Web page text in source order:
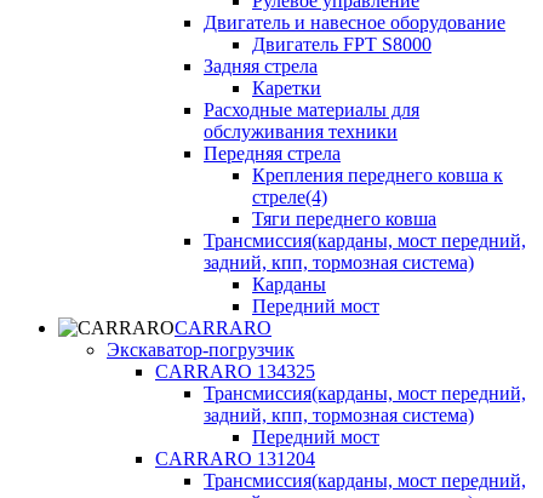
Двигатель и навесное оборудование
Двигатель FPT S8000
Задняя стрела
Каретки
Расходные материалы для
обслуживания техники
Передняя стрела
Крепления переднего ковша к
стреле(4)
Тяги переднего ковша
Трансмиссия(карданы, мост передний,
задний, кпп, тормозная система)
Карданы
Передний мост
CARRARO
Экскаватор-погрузчик
CARRARO 134325
Трансмиссия(карданы, мост передний,
задний, кпп, тормозная система)
Передний мост
CARRARO 131204
Трансмиссия(карданы, мост передний,